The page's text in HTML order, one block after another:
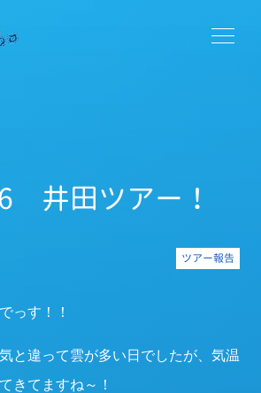
井田ツアー！
ツアー報告
っす！！
と違って雲が多い日でしたが、気温
きてますね～！